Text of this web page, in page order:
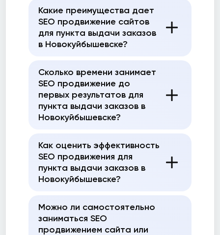
Какие преимущества дает
SEO продвижение сайтов
для пункта выдачи заказов
в Новокуйбышевске?
Сколько времени занимает
SEO продвижение до
первых результатов для
пункта выдачи заказов в
Новокуйбышевске?
Как оценить эффективность
SEO продвижения для
пункта выдачи заказов в
Новокуйбышевске?
Можно ли самостоятельно
заниматься SEO
продвижением сайта или